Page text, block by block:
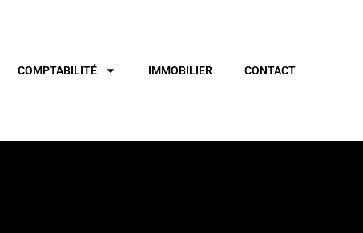
COMPTABILITÉ IMMOBILIER CONTACT